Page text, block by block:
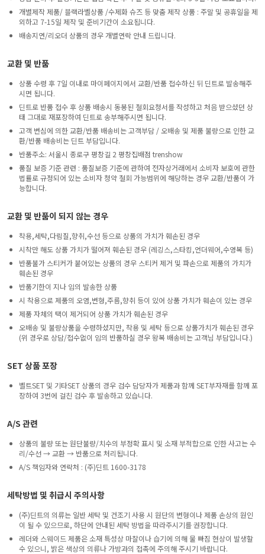
개별제작 제품/ 블랙라벨상품 /수제화 슈즈 등 맞춤 제작 상품 : 주말 및 공휴일을 제
외하고 7-15일 제작 및 준비기간이 소요됩니다.
배송지연/리오더 상품의 경우 개별연락 안내 드립니다.
교환 및 반품
상품 수령 후 7일 이내로 마이페이지에서 교환/반품 접수하신 뒤 딘트로 발송해주
시면 됩니다.
딘트로 반품 접수 후 상품 배송시 동봉된 철회요청서를 작성하고 처음 받으셨던 상
태 그대로 재포장하여 딘트로 송부해주시면 됩니다.
고객 변심에 의한 교환/반품 배송비는 고객부담 / 오배송 및 제품 불량으로 인한 교
환/반품 배송비는 딘트 부담입니다.
반품주소: 서울시 종로구 평창길 2 평창집배점 trenshow
품질 보증 기준 관련 : 품질보증 기준에 관하여 전자상거래에서 소비자 보호에 관한
법률로 규정되어 있는 소비자 청약 철회 가능범위에 해당하는 경우 교환/반품이 가
능합니다.
교환 및 반품이 되지 않는 경우
착용,세탁,다림질,향취,수선 등으로 상품의 가치가 훼손된 경우
시착만 해도 상품 가치가 떨어져 훼손된 경우 (레깅스,스타킹,언더웨어,수영복 등)
반품불가 스티커가 붙어있는 상품의 경우 스티커 제거 및 파손으로 제품의 가치가
훼손된 경우
반품기한이 지나 임의 발송한 상품
시 착용으로 제품의 오염,변형,주름,향취 등이 있어 상품 가치가 훼손이 있는 경우
제품 자체의 택이 제거되어 상품 가치가 훼손된 경우
오배송 및 불량상품을 수령하셨지만, 착용 및 세탁 등으로 상품가치가 훼손된 경우
(위 경우로 상담/접수없이 임의 반품하실 경우 왕복 배송비는 고객님 부담입니다.)
SET 상품 포장
벨트SET 및 기타SET 상품의 경우 검수 담당자가 제품과 함께 SET부자재를 함께 포
장하여 3번에 걸친 검수 후 발송하고 있습니다.
A/S 관련
상품의 불량 또는 원단불량/치수의 부정확 표시 및 소재 부적합으로 인한 사고는 수
리/수선 → 교환 → 반품으로 처리됩니다.
A/S 책임자와 연락처 : (주)딘트 1600-3178
세탁방법 및 취급시 주의사항
(주)딘트의 의류는 일반 세탁 및 건조기 사용 시 원단의 변형이나 제품 손상의 원인
이 될 수 있으므로, 하단에 안내된 세탁 방법을 따라주시기를 권장합니다.
레더와 스웨이드 제품은 소재 특성상 마찰이나 습기에 의해 물 빠짐 현상이 발생할
수 있으니, 밝은 색상의 의류나 가방과의 접촉에 주의해 주시기 바랍니다.